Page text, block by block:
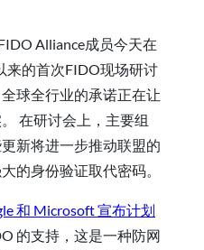
Alliance成员今天在
来的首次FIDO现场研讨
球全行业的承诺正在让
在研讨会上，主要组
新将进一步推动联盟的
的身份验证取代密码。
和 Microsoft 宣布计划
的支持，这是一种防网